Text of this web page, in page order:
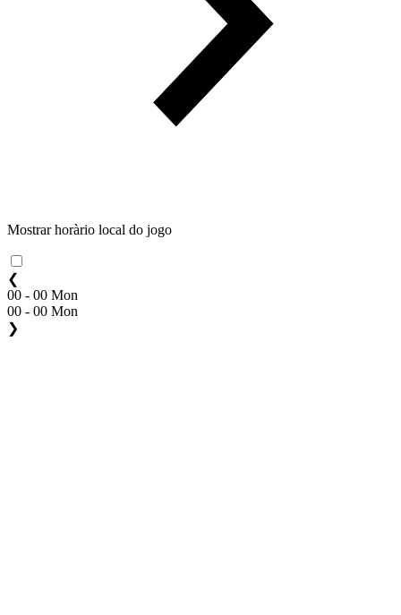
Mostrar horàrio local do jogo
❮
00 - 00 Mon
00 - 00 Mon
❯